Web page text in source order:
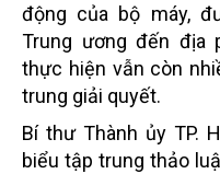
động của bộ máy,
Trung ương đến địa
thực hiện vẫn còn
trung giải quyết.
Bí thư Thành ủy TP.
biểu tập trung thảo